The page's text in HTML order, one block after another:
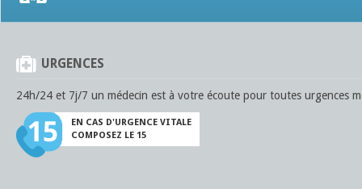
URGENCES
24h/24 et 7j/7 un médecin est à votre écoute pour toutes urgences
EN CAS D'URGENCE VITALE
COMPOSEZ LE 15